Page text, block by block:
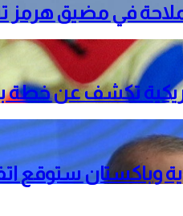
مضيق هرمز تتراجع إلى 33
تكشف عن خطة
وباكستان ستوقع